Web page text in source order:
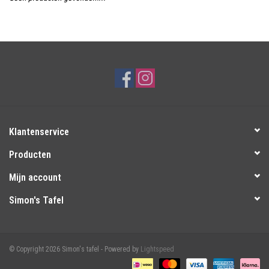
Cadeaubonnen
Klantenservice
Producten
Mijn account
Simon's Tafel
© Copyright 2026 Simon's tafel - Powered by Lightspeed